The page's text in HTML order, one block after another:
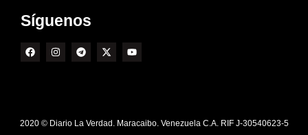
Síguenos
2020 © Diario La Verdad. Maracaibo. Venezuela C.A. RIF J-30540623-5